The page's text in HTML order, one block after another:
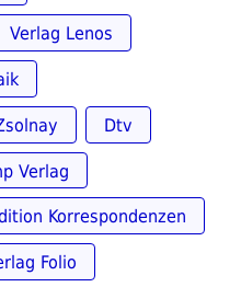
Verlag Lenos
Dtv
Verlag
Korrespondenzen
Folio